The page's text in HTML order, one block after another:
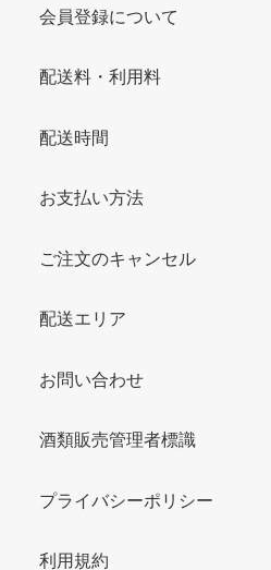
会員登録について
配送料・利用料
配送時間
お支払い方法
ご注文のキャンセル
配送エリア
お問い合わせ
酒類販売管理者標識
プライバシーポリシー
利用規約